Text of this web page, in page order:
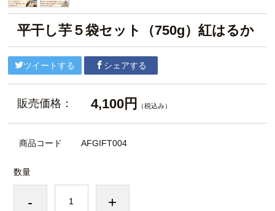
平干し芋５袋セット（750g）紅はるか
ツイートする シェアする
販売価格： 4,100円 （税込み）
商品コード AFGIFT004
数量
- +